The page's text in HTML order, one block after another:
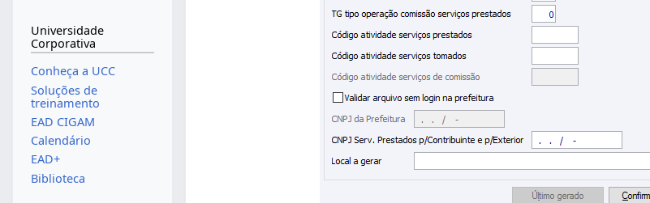
Universidade
Corporativa
Conheça a UCC
Soluções de
treinamento
EAD CIGAM
Calendário
EAD+
Biblioteca